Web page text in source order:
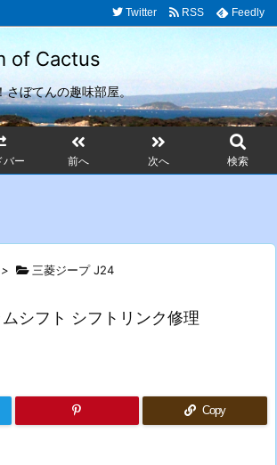
of Cactus
ぼてんの趣味部屋。
バー 前へ 次へ 検索
Twitter RSS Feedly
> 三菱ジープ J24
シフト シフトリンク修理
Copy